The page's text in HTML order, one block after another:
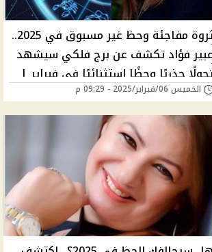
ثروة مفاجئة وحظ غير مسبوق في 2025..
عبير فؤاد تكشف عن برج فلكي سيشهد
جذريًا وحظًا استثنائيًا في فبراير |
أنت من المحظوظين؟
الخميس 06/فبراير/2025 - 09:29 م